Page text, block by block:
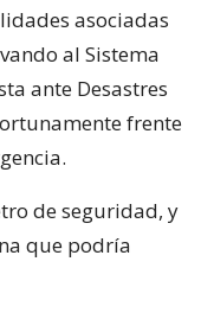
asociadas
al Sistema
ante Desastres
frente
de seguridad, y
que podría